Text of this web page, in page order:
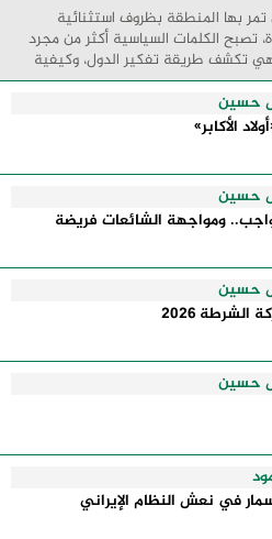
بها المنطقة بظروف استثنائية
تصبح الكلمات السياسية أكثر من مجرد
تكشف طريقة تفكير الدول، وكيفية
والحدود التي تفصل بين القوة ...
حسين
الأكابر»
حسين
ومواجهة الشائعات فريضة
حسين
2026
حسين
في نعش النظام الإيراني